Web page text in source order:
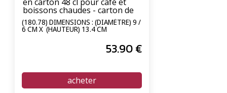
en carton 48 cl pour café et
boissons chaudes - carton de
500 unités
(180.78) DIMENSIONS : (DIAMÈTRE) 9 /
6 CM X (HAUTEUR) 13.4 CM
53.90€